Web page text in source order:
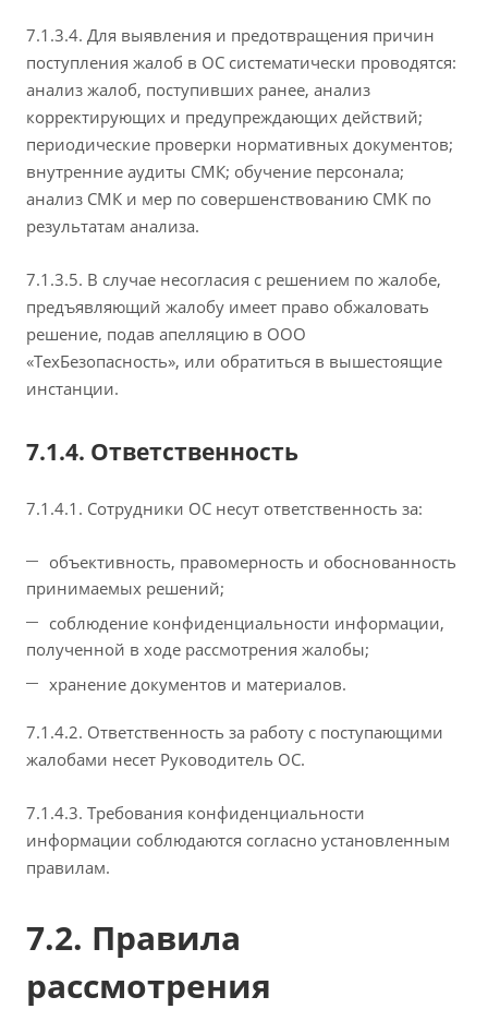
7.1.3.4. Для выявления и предотвращения причин
поступления жалоб в ОС систематически проводятся:
анализ жалоб, поступивших ранее, анализ
корректирующих и предупреждающих действий;
периодические проверки нормативных документов;
внутренние аудиты СМК; обучение персонала;
анализ СМК и мер по совершенствованию СМК по
результатам анализа.
7.1.3.5. В случае несогласия с решением по жалобе,
предъявляющий жалобу имеет право обжаловать
решение, подав апелляцию в ООО
«ТехБезопасность», или обратиться в вышестоящие
инстанции.
7.1.4. Ответственность
7.1.4.1. Сотрудники ОС несут ответственность за:
объективность, правомерность и обоснованность
принимаемых решений;
соблюдение конфиденциальности информации,
полученной в ходе рассмотрения жалобы;
хранение документов и материалов.
7.1.4.2. Ответственность за работу с поступающими
жалобами несет Руководитель ОС.
7.1.4.3. Требования конфиденциальности
информации соблюдаются согласно установленным
правилам.
7.2. Правила
рассмотрения